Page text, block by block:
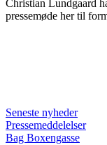
Christian Lundgaard
pressemøde her til
Seneste nyheder
Pressemeddelelser
Bag Boxengasse